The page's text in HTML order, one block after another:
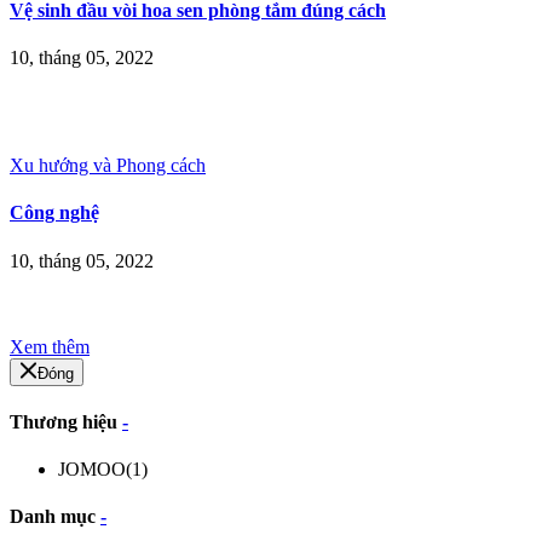
Vệ sinh đầu vòi hoa sen phòng tắm đúng cách
10, tháng 05, 2022
Xu hướng và Phong cách
Công nghệ
10, tháng 05, 2022
Xem thêm
Đóng
Thương hiệu -
JOMOO(1)
Danh mục -